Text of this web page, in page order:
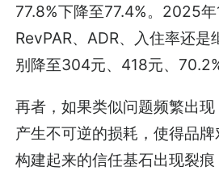
77.8%下降至77.4%。2025
RevPAR、ADR、入住率还是
别降至304元、418元、70.2%
再者，如果类似问题频繁出
产生不可逆的损耗，使得品
构建起来的信任基石出现裂